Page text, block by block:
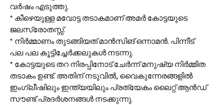
വർഷം എടുത്തു.
* കീഴെയുള്ള മവോട്ട തടാകമാണ് അമർ കോട്ടയുടെ
ജലസ്രോതസ്സ്.
* നിർമ്മാണം തുടങ്ങിയത് മാൻസിങ് ഒന്നാമൻ. പിന്നീട്
പല പല കൂട്ടിച്ചേർക്കലുകൾ നടന്നു.
* കോട്ടയുടെ തറ നിരപ്പിനോട് ചേർന്ന് മനുഷ്യ നിർമ്മിത
തടാകം ഉണ്ട്. അതിന് നടുവിൽ, വൈകുന്നേരങ്ങളിൽ
ഇംഗ്ലീഷിലും ഇന്ത്യയിലും പ്രത്യേകം ലൈറ്റ് ആൻഡ്
സൗണ്ട് പ്രദർശനങ്ങൾ നടക്കുന്നു.